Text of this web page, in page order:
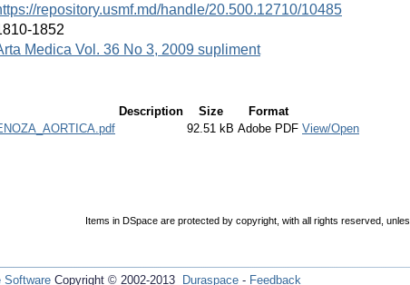
repository.usmf.md/handle/20.500.12710/10485
1852
Medica Vol. 36 No 3, 2009 supliment
Description Size
Format
92.51 kB Adobe PDF View/Open
Items in DSpace are protected by copyright, with all rights reserved,
Software Copyright © 2002-2013 Duraspace - Feedback